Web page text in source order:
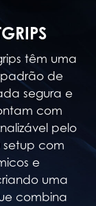
têm uma
de
segura e
com
pelo
setup com
e
uma
combina